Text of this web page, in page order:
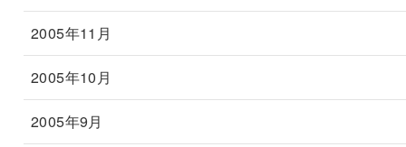
2005年11月
2005年10月
2005年9月